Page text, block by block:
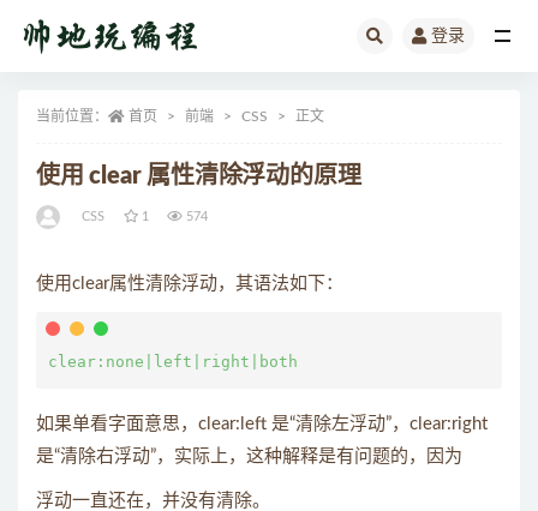
登录
当前位置： 首页 前端 CSS 正文
使用 clear 属性清除浮动的原理
CSS 1 574
使用clear属性清除浮动，其语法如下：
如果单看字面意思，clear:left 是“清除左浮动”，clear:right
是“清除右浮动”，实际上，这种解释是有问题的，因为
浮动一直还在，并没有清除。